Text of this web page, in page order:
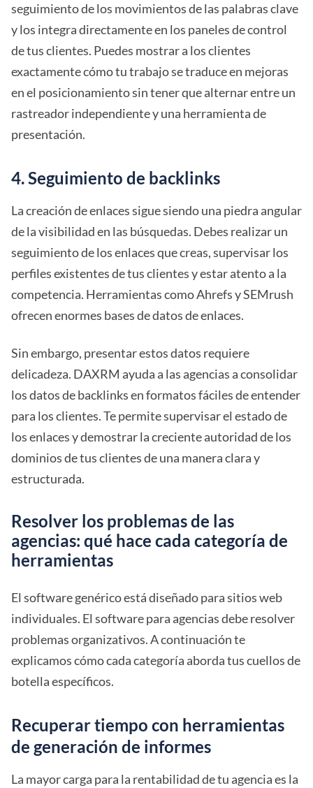
seguimiento de los movimientos de las palabras clave
y los integra directamente en los paneles de control
de tus clientes. Puedes mostrar a los clientes
exactamente cómo tu trabajo se traduce en mejoras
en el posicionamiento sin tener que alternar entre un
rastreador independiente y una herramienta de
presentación.
4. Seguimiento de backlinks
La creación de enlaces sigue siendo una piedra angular
de la visibilidad en las búsquedas. Debes realizar un
seguimiento de los enlaces que creas, supervisar los
perfiles existentes de tus clientes y estar atento a la
competencia. Herramientas como Ahrefs y SEMrush
ofrecen enormes bases de datos de enlaces.
Sin embargo, presentar estos datos requiere
delicadeza. DAXRM ayuda a las agencias a consolidar
los datos de backlinks en formatos fáciles de entender
para los clientes. Te permite supervisar el estado de
los enlaces y demostrar la creciente autoridad de los
dominios de tus clientes de una manera clara y
estructurada.
Resolver los problemas de las
agencias: qué hace cada categoría de
herramientas
El software genérico está diseñado para sitios web
individuales. El software para agencias debe resolver
problemas organizativos. A continuación te
explicamos cómo cada categoría aborda tus cuellos de
botella específicos.
Recuperar tiempo con herramientas
de generación de informes
La mayor carga para la rentabilidad de tu agencia es la